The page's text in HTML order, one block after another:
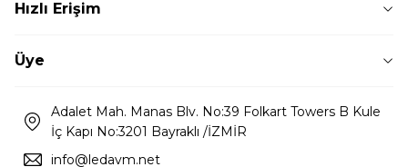
Hızlı Erişim
Üye
Adalet Mah. Manas Blv. No:39 Folkart Towers B Kule
İç Kapı No:3201 Bayraklı /İZMİR
info@ledavm.net